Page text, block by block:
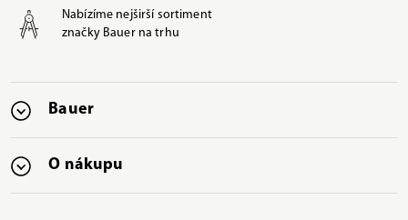
Nabízíme nejširší sortiment
značky Bauer na trhu
Bauer
O nákupu